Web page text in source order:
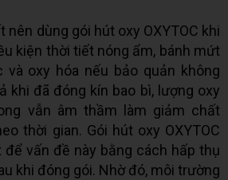
nên dùng gói hút oxy OXYTOC khi
kiện thời tiết nóng ẩm, bánh mứt
oxy hóa nếu bảo quản không
khi đã đóng kín bao bì, lượng oxy
vẫn âm thầm làm giảm chất
thời gian. Gói hút oxy OXYTOC
vấn đề này bằng cách hấp thụ
khi đóng gói. Nhờ đó, môi trường